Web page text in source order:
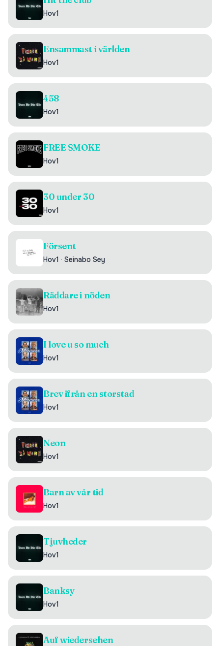
Hov1
Ensammast i världen
Hov1
458
Hov1
FREE SMOKE
Hov1
30 under 30
Hov1
Försent
Hov1 · Seinabo Sey
Räddare i nöden
Hov1
I love u so much
Hov1
Brev ifrån en storstad
Hov1
Neon
Hov1
Barn av vår tid
Hov1
Tjuvheder
Hov1
Banksy
Hov1
Auf wiedersehen